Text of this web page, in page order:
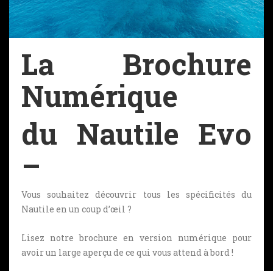
La Brochure
Numérique
du Nautile Evo
–
Vous souhaitez découvrir tous les spécificités du
Nautile en un coup d’œil ?
Lisez notre brochure en version numérique pour
avoir un large aperçu de ce qui vous attend à bord !